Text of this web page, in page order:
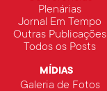
Plenárias
Jornal Em Tempo
Outras Publicações
Todos os Posts
MÍDIAS
Galeria de Fotos